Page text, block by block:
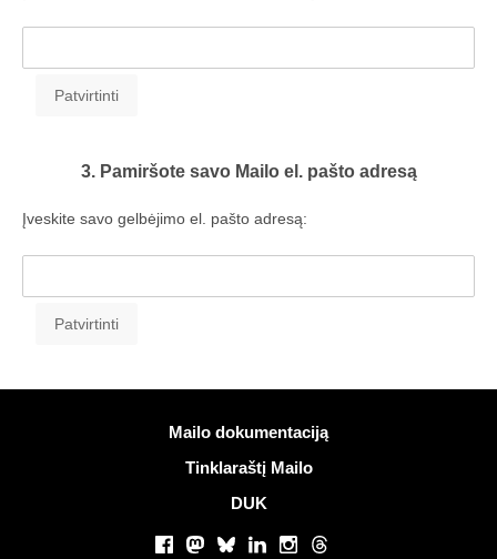
3. Pamiršote savo Mailo el. pašto adresą
Įveskite savo gelbėjimo el. pašto adresą:
Daugiau informacijosMailo dokumentaciją
Tinklaraštį Mailo
DUK
Socialiniai tinklai
Facebook
Mastodon
BlueskyLinkedInInstagram
Threads